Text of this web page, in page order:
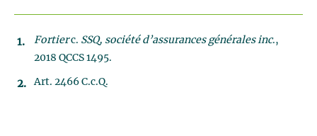
Fortierc. SSQ, société d’assurances générales inc.,
2018 QCCS 1495.
Art. 2466 C.c.Q.